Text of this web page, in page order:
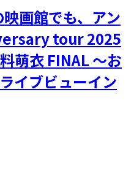
画館でも、アン
tour 2025
萌衣 FINAL ～お
イブビューイン